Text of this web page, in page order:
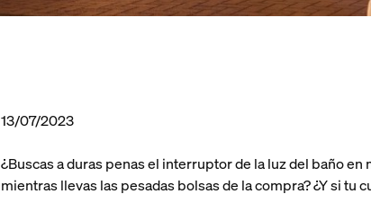
13/07/2023
¿Buscas a duras penas el interruptor de la luz del baño
mientras llevas las pesadas bolsas de la compra? ¿Y si